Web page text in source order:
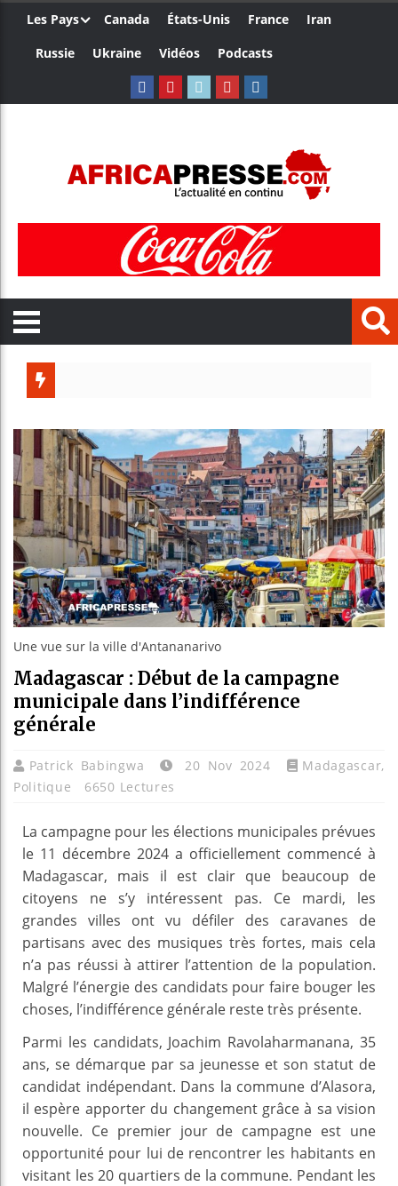
Les Pays Canada États-Unis France
Iran
Russie
Ukraine Vidéos Podcasts
Guinée
Bénin :
Une vue sur la ville d'Antananarivo
Madagascar : Début de la campagne
municipale dans l’indifférence
générale
Patrick Babingwa 20 Nov 2024 Madagascar,
Politique
6650 Lectures
La campagne pour les élections municipales prévues
le 11 décembre 2024 a officiellement commencé à
Madagascar, mais il est clair que beaucoup de
citoyens ne s’y intéressent pas. Ce mardi, les
grandes villes ont vu défiler des caravanes de
partisans avec des musiques très fortes, mais cela
n’a pas réussi à attirer l’attention de la population.
Malgré l’énergie des candidats pour faire bouger les
choses, l’indifférence générale reste très présente.
Parmi les candidats, Joachim Ravolaharmanana, 35
ans, se démarque par sa jeunesse et son statut de
candidat indépendant. Dans la commune d’Alasora,
il espère apporter du changement grâce à sa vision
nouvelle. Ce premier jour de campagne est une
opportunité pour lui de rencontrer les habitants en
visitant les 20 quartiers de la commune. Pendant les